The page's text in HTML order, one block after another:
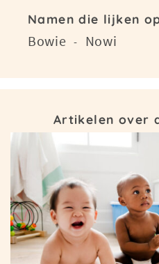
Namen die lijken
Bowie - Nowi
Artikelen over